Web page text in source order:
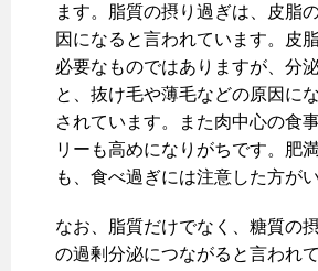
ます。脂質の摂り過ぎは、皮脂
因になると言われています。皮
必要なものではありますが、分
と、抜け毛や薄毛などの原因に
されています。また肉中心の食
リーも高めになりがちです。肥
も、食べ過ぎには注意した方が
なお、脂質だけでなく、糖質の
の過剰分泌につながると言われ